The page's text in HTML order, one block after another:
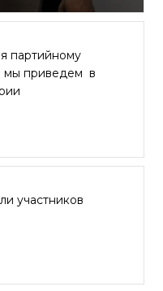
партийному
мы приведем в
участников